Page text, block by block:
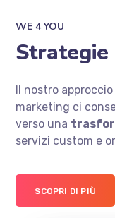
WE 4 YOU
Il nostro
marketing ci
verso una
servizi custom e
SCOPRI DI PIÙ